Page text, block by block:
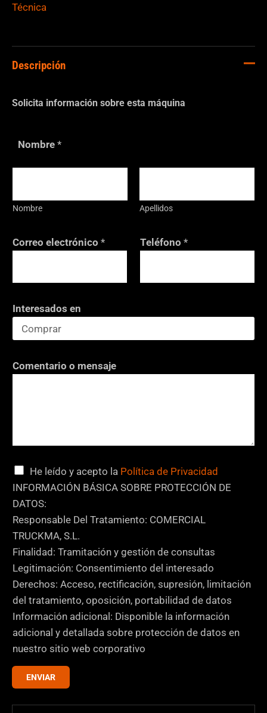
Técnica
Descripción
Solicita información sobre esta máquina
Nombre *
Nombre Apellidos
Correo electrónico * Teléfono *
Interesados en
e
l
l
a
s
Comentario o mensaje
C
a
s
i
l
l
a
s
d
e
v
e
r
He leído y acepto la Política de Privacidad
INFORMACIÓN BÁSICA SOBRE PROTECCIÓN DE
DATOS:
Responsable Del Tratamiento: COMERCIAL
TRUCKMA, S.L.
Finalidad: Tramitación y gestión de consultas
Legitimación: Consentimiento del interesado
Derechos: Acceso, rectificación, supresión, limitación
del tratamiento, oposición, portabilidad de datos
Información adicional: Disponible la información
adicional y detallada sobre protección de datos en
nuestro sitio web corporativo
ENVIAR